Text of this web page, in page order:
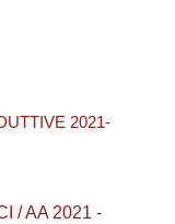
2021-
/ AA 2021 -